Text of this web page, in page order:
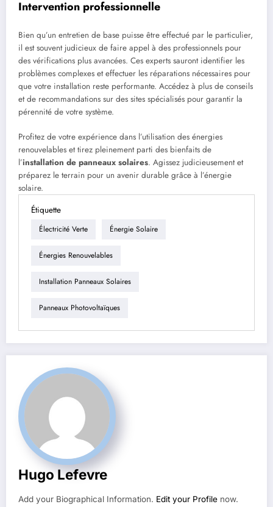
Intervention professionnelle
Bien qu’un entretien de base puisse être effectué par le particulier,
il est souvent judicieux de faire appel à des professionnels pour
des vérifications plus avancées. Ces experts sauront identifier les
problèmes complexes et effectuer les réparations nécessaires pour
que votre installation reste performante. Accédez à plus de conseils
et de recommandations sur des sites spécialisés pour garantir la
pérennité de votre système.
Profitez de votre expérience dans l’utilisation des énergies
renouvelables et tirez pleinement parti des bienfaits de
l’installation de panneaux solaires. Agissez judicieusement et
préparez le terrain pour un avenir durable grâce à l’énergie
solaire.
Étiquette
Électricité Verte Énergie Solaire
Énergies Renouvelables
Installation Panneaux Solaires
Panneaux Photovoltaïques
Hugo Lefevre
Add your Biographical Information. Edit your Profile now.